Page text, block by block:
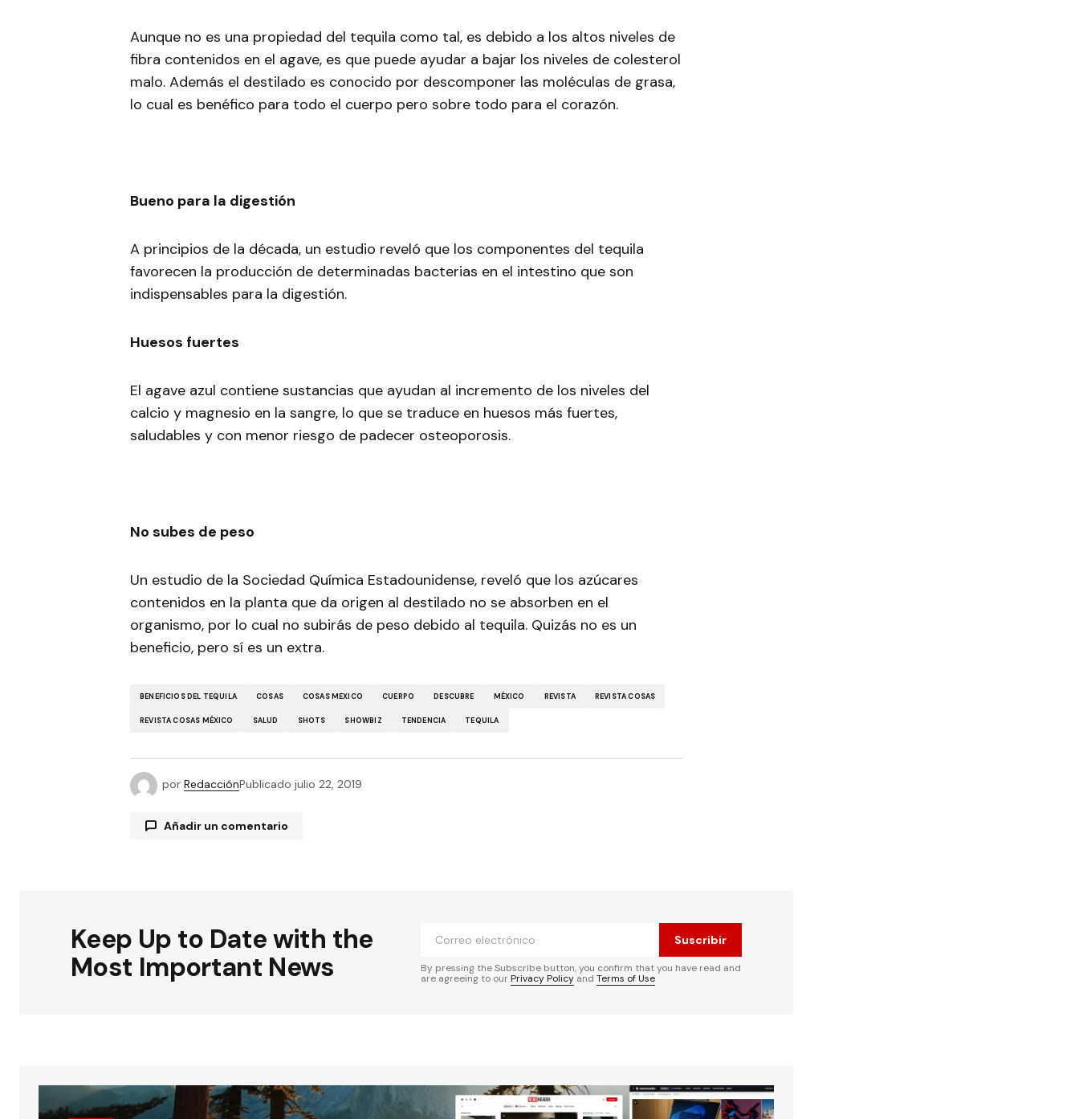
Aunque no es una propiedad del tequila como tal, es debido a los altos niveles de
fibra contenidos en el agave, es que puede ayudar a bajar los niveles de colesterol
malo. Además el destilado es conocido por descomponer las moléculas de grasa,
lo cual es benéfico para todo el cuerpo pero sobre todo para el corazón.
Bueno para la digestión
A principios de la década, un estudio reveló que los componentes del tequila
favorecen la producción de determinadas bacterias en el intestino que son
indispensables para la digestión.
Huesos fuertes
El agave azul contiene sustancias que ayudan al incremento de los niveles del
calcio y magnesio en la sangre, lo que se traduce en huesos más fuertes,
saludables y con menor riesgo de padecer osteoporosis.
No subes de peso
Un estudio de la Sociedad Química Estadounidense, reveló que los azúcares
contenidos en la planta que da origen al destilado no se absorben en el
organismo, por lo cual no subirás de peso debido al tequila. Quizás no es un
beneficio, pero sí es un extra.
BENEFICIOS DEL TEQUILA COSAS COSAS MEXICO CUERPO DESCUBRE MÉXICO REVISTA REVISTA COSAS
REVISTA COSAS MÉXICO SALUD SHOTS SHOWBIZ TENDENCIA TEQUILA
por RedacciónPublicado julio 22, 2019
Añadir un comentario
Comentario*
Guardar mi nombre, correo electrónico
Keep Up to Date with the
Most Important News
Suscribir
By pressing the Subscribe button, you confirm that you have read and
are agreeing to ourPrivacy Policy and Terms of Use